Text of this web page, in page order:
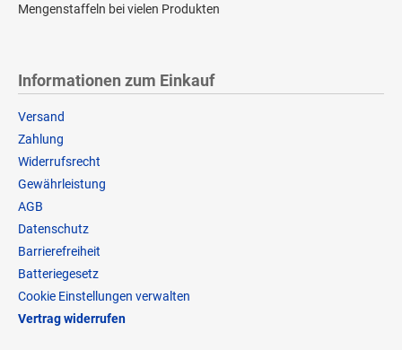
Mengenstaffeln bei vielen Produkten
Informationen zum Einkauf
Versand
Zahlung
Widerrufsrecht
Gewährleistung
AGB
Datenschutz
Barrierefreiheit
Batteriegesetz
Cookie Einstellungen verwalten
Vertrag widerrufen